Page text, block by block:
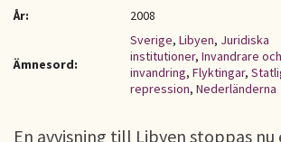
År:
2008
Ämnesord:
Sverige, Libyen, Juridiska
institutioner, Invandrare och
invandring, Flyktingar,
repression, Nederländerna
En avvisning till Libyen stoppas